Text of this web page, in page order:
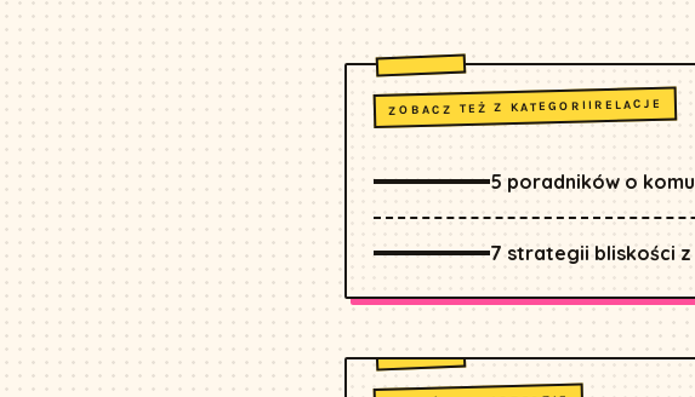
ZOBACZ TEŻ Z KATEGORIIRELACJE
5 poradników o
7 strategii bliskości